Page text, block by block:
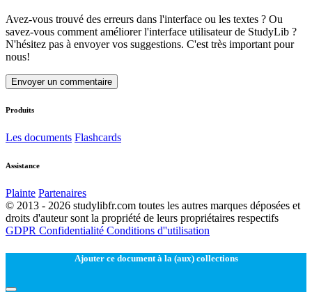
Avez-vous trouvé des erreurs dans l'interface ou les textes ? Ou
savez-vous comment améliorer l'interface utilisateur de StudyLib ?
N'hésitez pas à envoyer vos suggestions. C'est très important pour
nous!
Envoyer un commentaire
Produits
Les documents Flashcards
Assistance
Plainte Partenaires
© 2013 - 2026 studylibfr.com toutes les autres marques déposées et
droits d'auteur sont la propriété de leurs propriétaires respectifs
GDPR Confidentialité Conditions d''utilisation
Ajouter ce document à la (aux) collections